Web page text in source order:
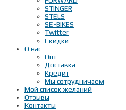
STINGER
STELS
SE-BIKES
Twitter
Скидки
О нас
Опт
Доставка
Кредит
Мы сотрудничаем
Мой список желаний
Отзывы
Контакты